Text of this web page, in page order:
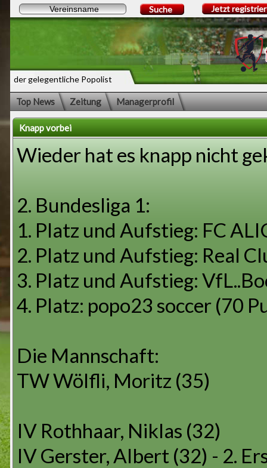
der gelegentliche Popolist
Suche Jetzt
Top News Zeitung Managerprofil
Knapp vorbei
Wieder hat es knapp nicht
2. Bundesliga 1:
1. Platz und Aufstieg: FC
2. Platz und Aufstieg: Real
3. Platz und Aufstieg:
4. Platz: popo23 soccer (70
Die Mannschaft:
TW Wölfli, Moritz (35)
IV Rothhaar, Niklas (32)
IV Gerster, Albert (32) - 2.